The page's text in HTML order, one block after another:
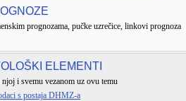
prognozama, pučke uzrečice, linkovi prognoza
ELEMENTI
i svemu vezanom uz ovu temu
s postaja DHMZ-a